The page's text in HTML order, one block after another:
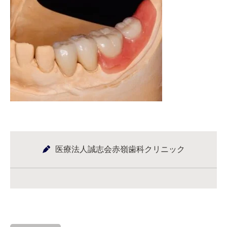
医療法人誠志会赤嶺歯科クリニック